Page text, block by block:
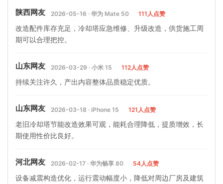
陕西网友 2026-05-16 · 华为 Mate 50 111人点赞
改造配件库存充足，冷却塔应急维修、升级改造，供货施工周
期可以合理把控。
山东网友 2026-03-29 · 小米 15 112人点赞
持续关注许久，产出内容整体品质稳定优质。
山东网友 2026-03-18 · iPhone 15 121人点赞
老旧冷却塔节能改造效果可观，能耗合理降低，提质增效，长
期使用性价比良好。
河北网友 2026-02-17 · 华为畅享 80 54人点赞
设备减震构造优化，运行震动幅度小，降低对周边厂房及建筑